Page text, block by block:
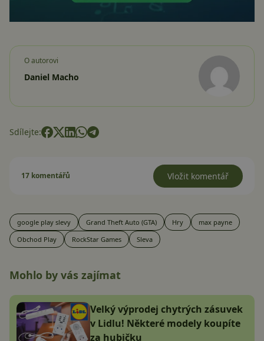
O autorovi
Daniel Macho
Sdílejte:
17 komentářů Vložit komentář
google play slevy Grand Theft Auto (GTA) Hry
max payne
Obchod Play
RockStar Games Sleva
Mohlo by vás zajímat
Velký výprodej chytrých zásuvek
v Lidlu! Některé modely koupíte
za hubičku